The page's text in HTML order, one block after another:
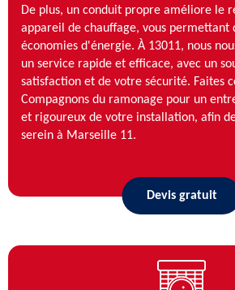
De plus, un conduit propre améliore le
appareil de chauffage, vous permettant
économies d'énergie. À 13011, nous
un service rapide et efficace, avec un
satisfaction et de votre sécurité. Faites
Compagnons du ramonage pour un
et rigoureux de votre installation, afin
serein à Marseille 11.
Devis gratuit